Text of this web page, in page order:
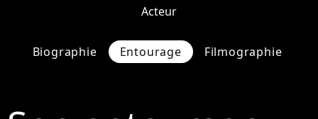
Acteur
Biographie Entourage Filmographie